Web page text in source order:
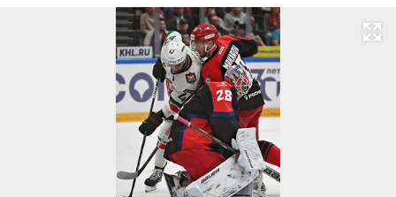
Развернуть